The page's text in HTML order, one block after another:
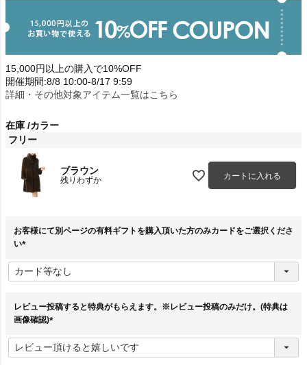
15,000円以上の購入で10%OFF
開催期間:8/8 10:00-8/17 9:59
詳細・その他対象アイテム一覧はこちら
在庫 カラー
フリー
ブラウン
残りわずか カートに入れる
お客様にて別ページの有料ギフトを購入頂いた方のみカードをご選択くださ
い
必
須
レビュー投稿すると特典がもらえます。※レビュー投稿のみだけ。(特典は
画像確認)
必
須